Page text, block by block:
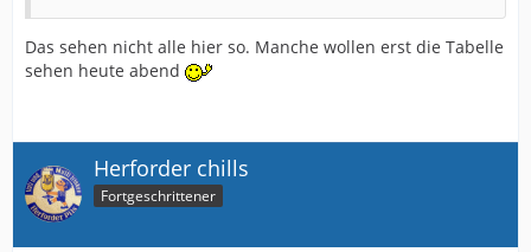
Das sehen nicht alle hier so. Manche wollen erst die Tabelle
sehen heute abend
Herforder chills
Fortgeschrittener